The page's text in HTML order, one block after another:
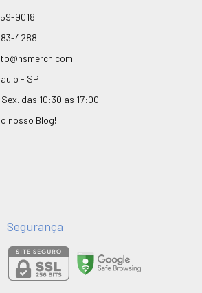
9018
4288
- SP
das 10:30 as 17:00
nosso Blog!
Segurança